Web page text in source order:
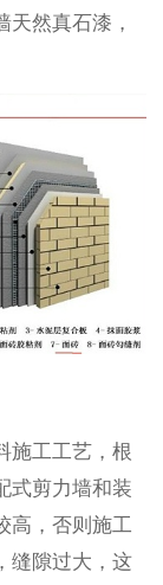
然真石漆，
施工工艺，根
式剪力墙和装
高，否则施工
缝隙过大，这